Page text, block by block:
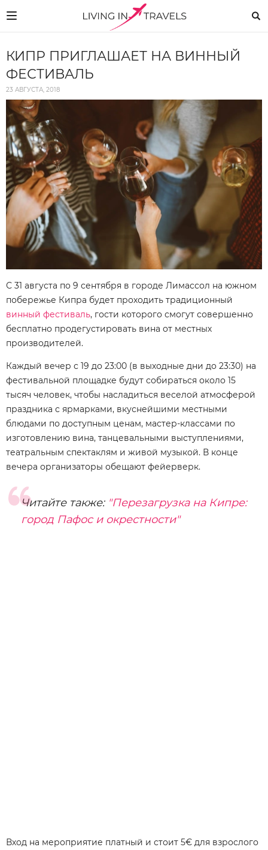
КИПР ПРИГЛАШАЕТ НА ВИННЫЙ
ФЕСТИВАЛЬ
23 АВГУСТА, 2018
С 31 августа по 9 сентября в городе Лимассол на южном
побережье Кипра будет проходить традиционный
винный фестиваль, гости которого смогут совершенно
бесплатно продегустировать вина от местных
производителей.
Каждый вечер с 19 до 23:00 (в выходные дни до 23:30) на
фестивальной площадке будут собираться около 15
тысяч человек, чтобы насладиться веселой атмосферой
праздника с ярмарками, вкуснейшими местными
блюдами по доступным ценам, мастер-классами по
изготовлению вина, танцевальными выступлениями,
театральным спектаклям и живой музыкой. В конце
вечера организаторы обещают фейерверк.
Читайте также: "Перезагрузка на Кипре:
город Пафос и окрестности"
Вход на мероприятие платный и стоит 5€ для взрослого